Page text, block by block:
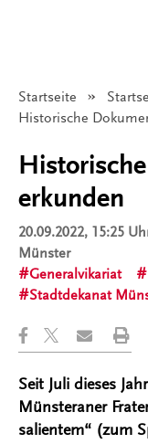
Startseite
Angezeigt:
Historische
erkunden
20.09.2022, 15:25
Münster
Generalvikariat
Stadtdekanat
Seit Juli dieses
Münsteraner
salientem“ (zum